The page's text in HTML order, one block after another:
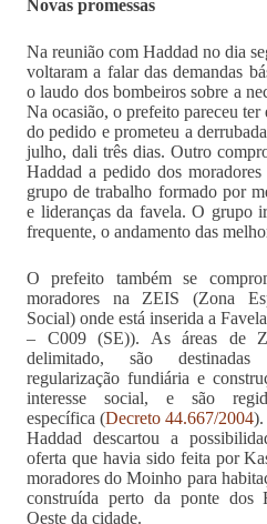
Novas promessas
Na reunião com Haddad no dia
voltaram a falar das demandas
o laudo dos bombeiros sobre a
Na ocasião, o prefeito pareceu ter
do pedido e prometeu a
julho, dali três dias. Outro
Haddad a pedido dos
grupo de trabalho formado por
e lideranças da favela. O grupo
frequente, o andamento das
O prefeito também se
moradores na ZEIS (Zona
Social) onde está inserida a
– C009 (SE)). As áreas de
delimitado, são destinadas
regularização fundiária e
interesse social, e são
específica (Decreto 44.667/2004).
Haddad descartou a
oferta que havia sido feita por
moradores do Moinho para
construída perto da ponte dos
Oeste da cidade.